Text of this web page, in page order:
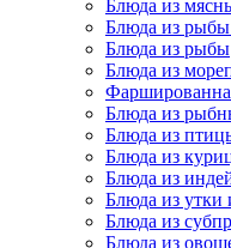
Блюда из
Блюда из рыбы
Блюда из рыбы
Блюда из
Блюда из
Блюда из
Блюда из
Блюда из
Блюда из утки
Блюда из
Блюда из